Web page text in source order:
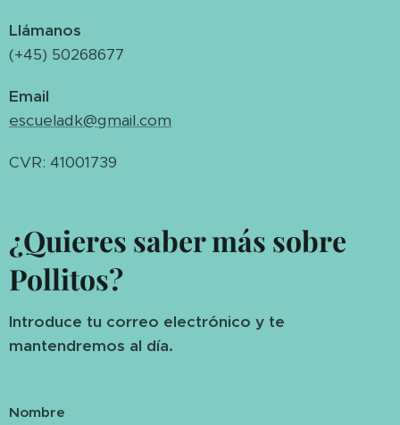
Llámanos
(+45) 50268677
Email
escueladk@gmail.com
CVR: 41001739
¿Quieres saber más sobre
Pollitos?
Introduce tu correo electrónico y te
mantendremos al día.
Nombre